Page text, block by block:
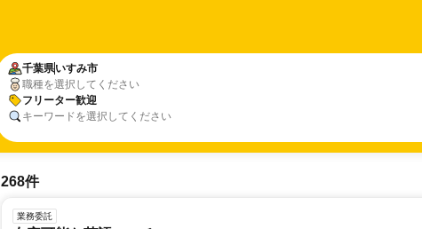
千葉県いすみ市
職種を選択してください
フリーター歓迎
キーワードを選択してください
268件
業務委託